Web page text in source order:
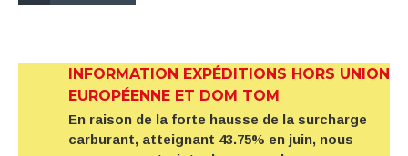
INFORMATION EXPÉDITIONS HORS UNION
EUROPÉENNE ET DOM TOM
En raison de la forte hausse de la surcharge
carburant, atteignant 43.75% en juin, nous